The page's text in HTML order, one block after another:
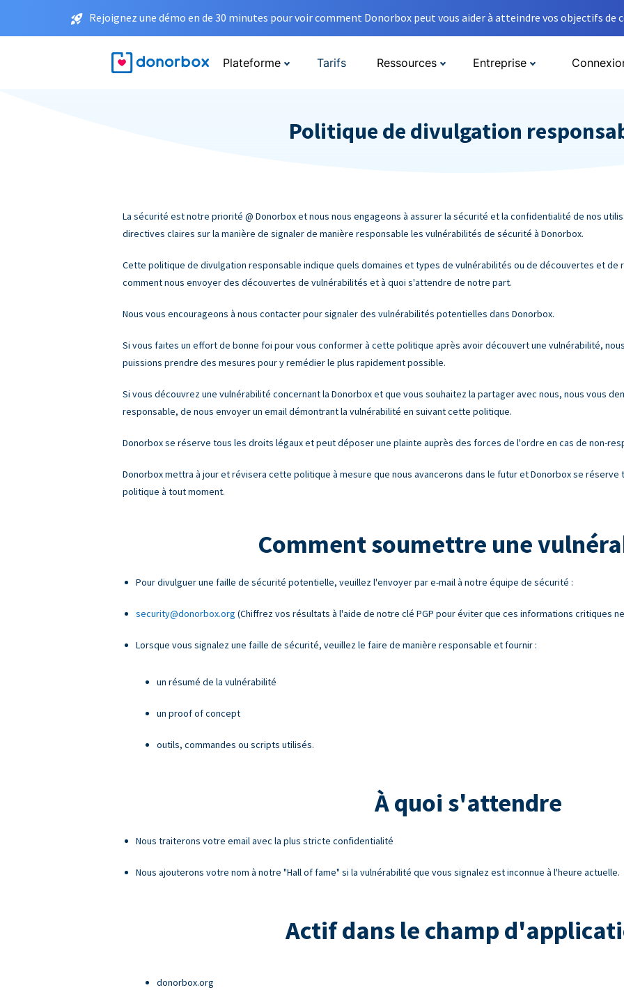
Rejoignez une démo en de 30 minutes pour voir comment Donorbox peut vous aider à atteindre vos objectifs de
Plateforme Tarifs Ressources Entreprise
Politique de divulgation
La sécurité est notre priorité @ Donorbox et nous nous engageons à assurer la sécurité et la confidentialité de nos
directives claires sur la manière de signaler de manière responsable les vulnérabilités de sécurité à Donorbox.
Cette politique de divulgation responsable indique quels domaines et types de vulnérabilités ou de découvertes et
comment nous envoyer des découvertes de vulnérabilités et à quoi s'attendre de notre part.
Nous vous encourageons à nous contacter pour signaler des vulnérabilités potentielles dans Donorbox.
Si vous faites un effort de bonne foi pour vous conformer à cette politique après avoir découvert une vulnérabilité,
puissions prendre des mesures pour y remédier le plus rapidement possible.
Si vous découvrez une vulnérabilité concernant la Donorbox et que vous souhaitez la partager avec nous, nous vous
responsable, de nous envoyer un email démontrant la vulnérabilité en suivant cette politique.
Donorbox se réserve tous les droits légaux et peut déposer une plainte auprès des forces de l'ordre en cas de non-
Donorbox mettra à jour et révisera cette politique à mesure que nous avancerons dans le futur et Donorbox se
politique à tout moment.
Comment soumettre une
Pour divulguer une faille de sécurité potentielle, veuillez l'envoyer par e-mail à notre équipe de sécurité :
security@donorbox.org (Chiffrez vos résultats à l'aide de notre clé PGP pour éviter que ces informations critiques
Lorsque vous signalez une faille de sécurité, veuillez le faire de manière responsable et fournir :
un résumé de la vulnérabilité
un proof of concept
outils, commandes ou scripts utilisés.
À quoi s'attendre
Nous traiterons votre email avec la plus stricte confidentialité
Nous ajouterons votre nom à notre "Hall of fame" si la vulnérabilité que vous signalez est inconnue à l'heure actuelle.
Actif dans le champ
donorbox.org